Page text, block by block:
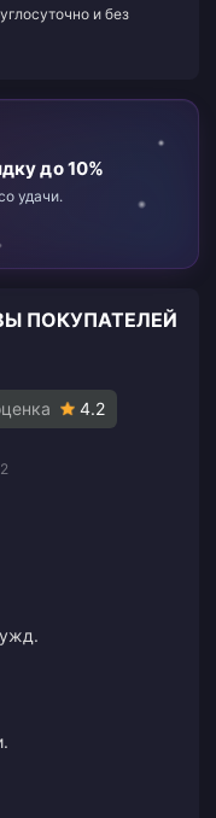
и без
до 10%
удачи.
ПОКУПАТЕЛЕЙ
4.2